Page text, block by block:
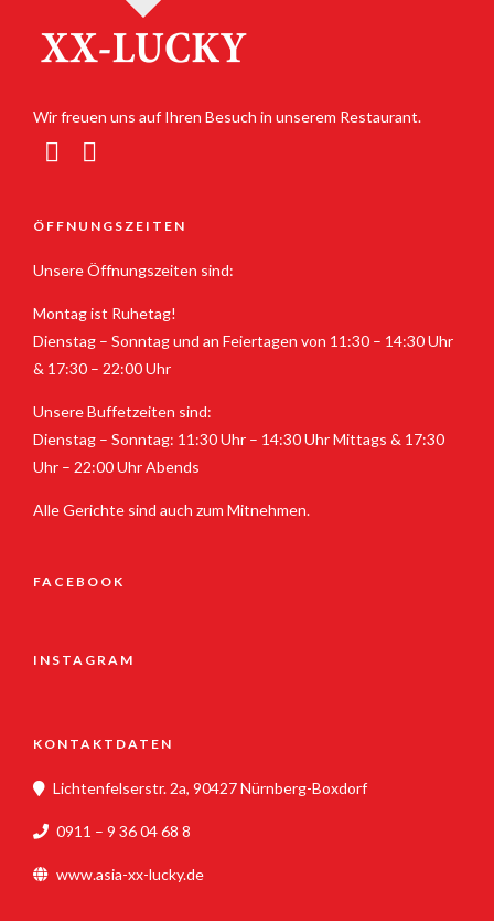
Wir freuen uns auf Ihren Besuch in unserem Restaurant.
ÖFFNUNGSZEITEN
Unsere Öffnungszeiten sind:
Montag ist Ruhetag!
Dienstag – Sonntag und an Feiertagen von 11:30 – 14:30 Uhr
& 17:30 – 22:00 Uhr
Unsere Buffetzeiten sind:
Dienstag – Sonntag: 11:30 Uhr – 14:30 Uhr Mittags & 17:30
Uhr – 22:00 Uhr Abends
Alle Gerichte sind auch zum Mitnehmen.
FACEBOOK
INSTAGRAM
KONTAKTDATEN
Lichtenfelserstr. 2a, 90427 Nürnberg-Boxdorf
0911 – 9 36 04 68 8
www.asia-xx-lucky.de